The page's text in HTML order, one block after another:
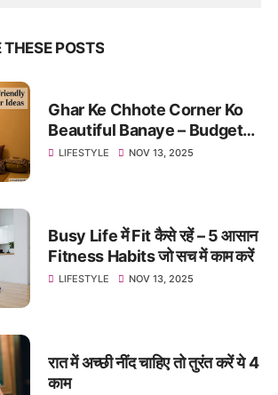
POSTS
Ghar Ke Chhote Corner Ko
Beautiful Banaye – Budget-
Friendly Makeover Ideas
LIFESTYLE NOV 13, 2025
Busy Life में Fit कैसे रहें – 5 आसान
Fitness Habits जो सच में काम करें
LIFESTYLE NOV 13, 2025
रात में अच्छी नींद चाहिए तो तुरंत करें ये 4
काम